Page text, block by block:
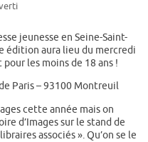
jeunesse en Seine-Saint-
édition aura lieu du mercredi
les moins de 18 ans !
Paris – 93100 Montreuil
cette année mais on
d’Images sur le stand de
associés ». Qu’on se le